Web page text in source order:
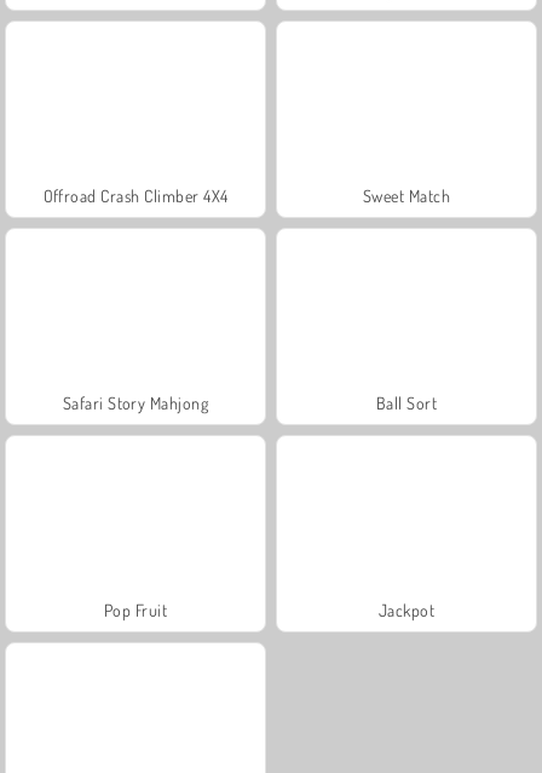
Offroad Crash Climber 4X4 Sweet Match
Safari Story Mahjong Ball Sort
Pop Fruit Jackpot